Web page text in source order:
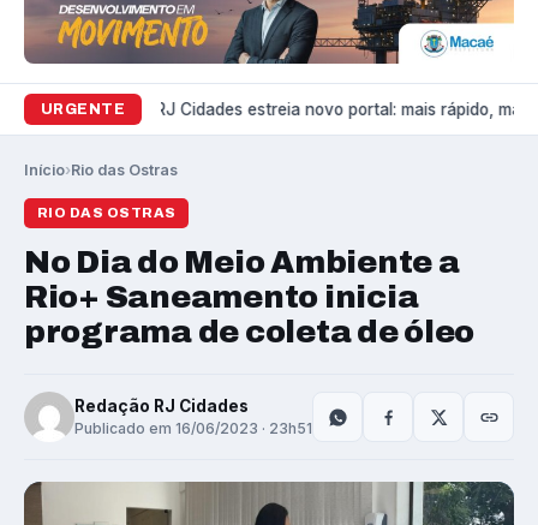
URGENTE
Variedades RJ Cidades estreia novo portal: mais rápido,
Início›Rio das Ostras
RIO DAS OSTRAS
No Dia do Meio Ambiente a
Rio+ Saneamento inicia
programa de coleta de óleo
Redação RJ Cidades
Publicado em 16/06/2023 · 23h51